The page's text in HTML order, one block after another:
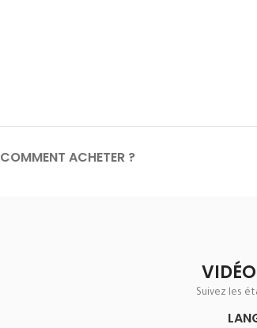
COMMENT ACHETER ?
Suivez les